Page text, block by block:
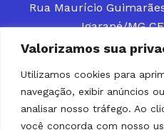
Valorizamos sua
Utilizamos cookies para
navegação, exibir anúncios
analisar nosso tráfego. Ao
você concorda com nosso
Rua Maurício
Igarapé/MG
CONTATOS (31) 3512-
DESENVOLVER
PÚBLICOS QUE
POPULAÇÃO DA
PARCEIRO DOS
SOLUÇÃO DE
GESTORES MUNICIPAIS,